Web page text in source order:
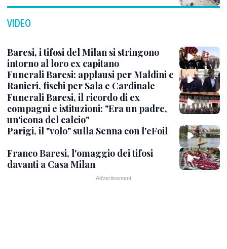
VIDEO
Baresi, i tifosi del Milan si stringono
intorno al loro ex capitano
Funerali Baresi: applausi per Maldini e
Ranieri, fischi per Sala e Cardinale
Funerali Baresi, il ricordo di ex
compagni e istituzioni: "Era un padre,
un'icona del calcio"
Parigi, il "volo" sulla Senna con l'eFoil
Franco Baresi, l'omaggio dei tifosi
davanti a Casa Milan